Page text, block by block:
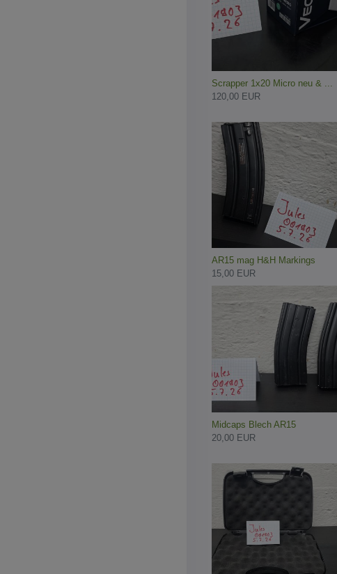
Scrapper 1x20 Micro neu & ...
120,00 EUR
AR15 mag H&H Markings
15,00 EUR
Midcaps Blech AR15
20,00 EUR